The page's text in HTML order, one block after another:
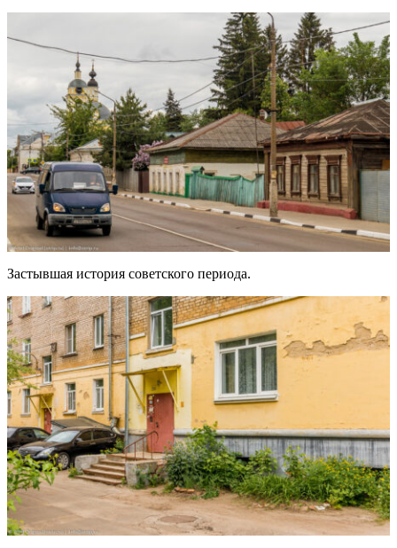
Застывшая история советского периода.